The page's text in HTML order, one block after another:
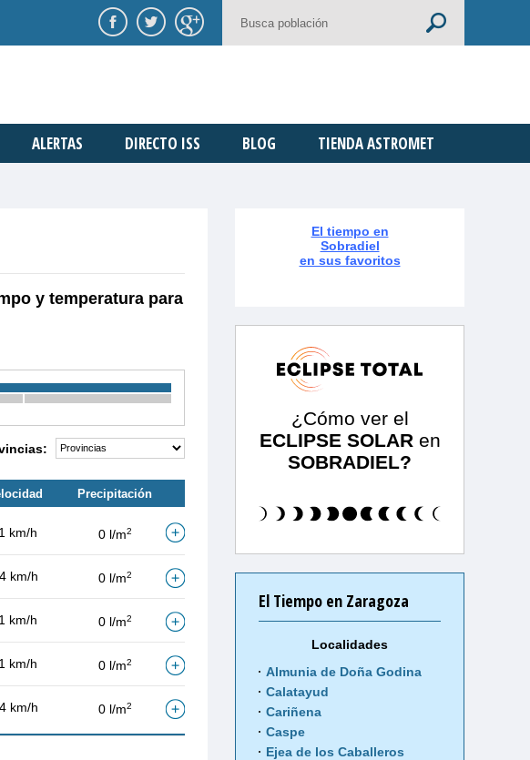
ALERTAS DIRECTO ISS BLOG TIENDA ASTROMET
y temperatura para
Precipitación
km/h 0 l/m2
km/h 0 l/m2
km/h 0 l/m2
km/h 0 l/m2
km/h 0 l/m2
El tiempo en
Sobradiel
en sus favoritos
¿Cómo ver el
ECLIPSE SOLAR en
SOBRADIEL?
El Tiempo en Zaragoza
Localidades
Almunia de Doña Godina
Calatayud
Cariñena
Caspe
Ejea de los Caballeros